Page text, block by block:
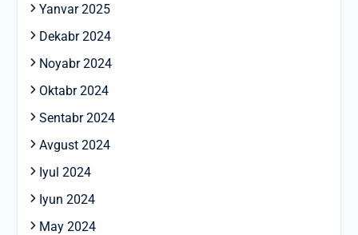
Yanvar 2025
Dekabr 2024
Noyabr 2024
Oktabr 2024
Sentabr 2024
Avgust 2024
Iyul 2024
Iyun 2024
May 2024